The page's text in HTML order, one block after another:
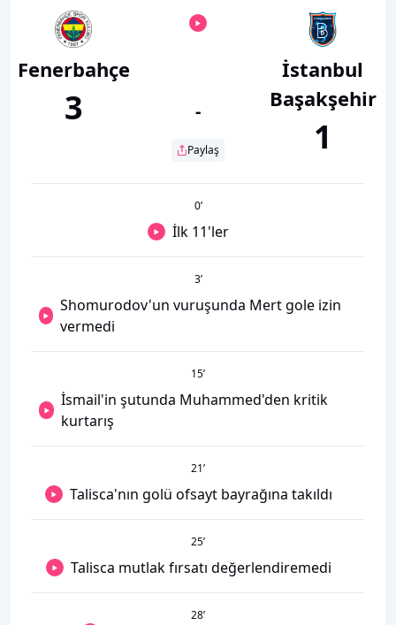
Fenerbahçe
3 -
Paylaş
İstanbul
Başakşehir
1
0’
İlk 11'ler
3’
Shomurodov'un vuruşunda Mert gole izin
vermedi
15’
İsmail'in şutunda Muhammed'den kritik
kurtarış
21’
Talisca'nın golü ofsayt bayrağına takıldı
25’
Talisca mutlak fırsatı değerlendiremedi
28’